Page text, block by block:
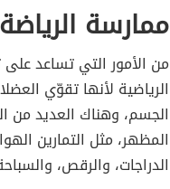
ممارسة الرياضة
من الأمور التي تساعد
الرياضية لأنها تقوّي
الجسم، وهناك العديد من
المظهر، مثل التمارين
الدراجات، والرقص،